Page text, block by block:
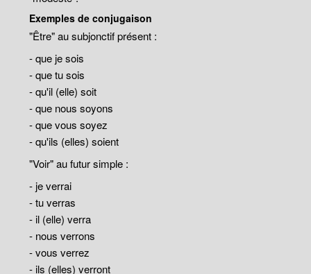
Exemples de conjugaison
"Être" au subjonctif présent :
- que je sois
- que tu sois
- qu'il (elle) soit
- que nous soyons
- que vous soyez
- qu'ils (elles) soient
"Voir" au futur simple :
- je verrai
- tu verras
- il (elle) verra
- nous verrons
- vous verrez
- ils (elles) verront